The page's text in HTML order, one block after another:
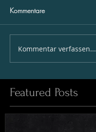
Kommentare
Kommentar verfassen...
Featured Posts